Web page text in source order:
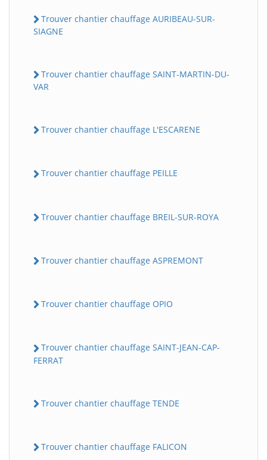
Trouver chantier chauffage AURIBEAU-SUR-
SIAGNE
Trouver chantier chauffage SAINT-MARTIN-DU-
VAR
Trouver chantier chauffage L'ESCARENE
Trouver chantier chauffage PEILLE
Trouver chantier chauffage BREIL-SUR-ROYA
Trouver chantier chauffage ASPREMONT
Trouver chantier chauffage OPIO
Trouver chantier chauffage SAINT-JEAN-CAP-
FERRAT
Trouver chantier chauffage TENDE
Trouver chantier chauffage FALICON